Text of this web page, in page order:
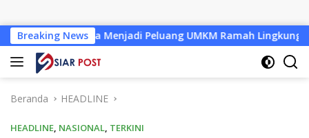
Langsung
ke
konten
Breaking News
Menjadi Peluang UMKM Ramah Lingkungan
Beranda HEADLINE
HEADLINE, NASIONAL, TERKINI